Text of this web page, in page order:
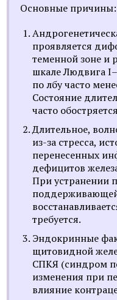
Основные причины:
проявляется
теменной зоне и
шкале Людвига
по лбу часто
Состояние
часто
Длительное,
из-за стресса,
перенесенных
дефицитов
При устранении
поддерживающей
требуется.
Эндокринные
щитовидной
СПКЯ (синдром
изменения при
влияние